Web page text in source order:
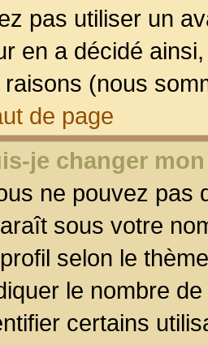
pas utiliser un
en a décidé
(nous
de page
je changer
ne pouvez pas
sous votre
selon le
le nombre
certains